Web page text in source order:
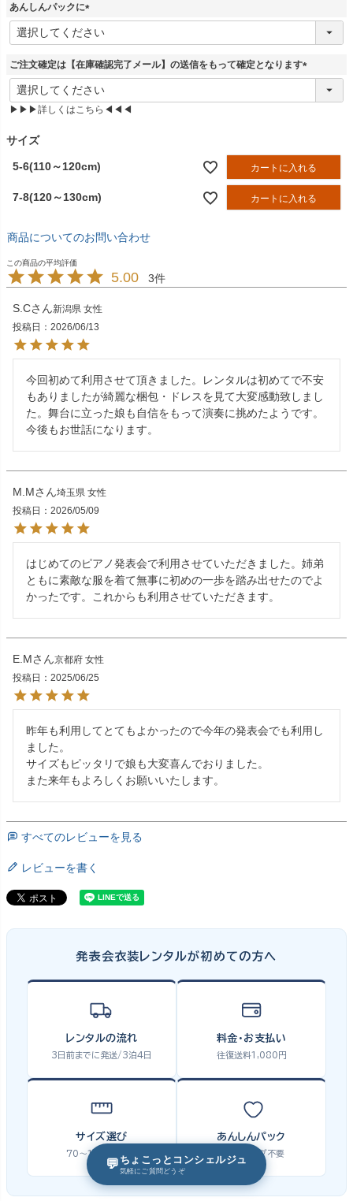
)
あんしんパックに
(
必
)
ご注文確定は【在庫確認完了メール】の送信をもって確定となります
(
▶▶▶詳しくはこちら◀◀◀
サイズ
5-6(110～120cm) カートに入れる
7-8(120～130cm) カートに入れる
商品についてのお問い合わせ
5.00 3
S.C 新潟県 女性
投稿日
2026/06/13
今回初めて利用させて頂きました。レンタルは初めてで不安
もありましたが綺麗な梱包・ドレスを見て大変感動致しまし
た。舞台に立った娘も自信をもって演奏に挑めたようです。
今後もお世話になります。
M.M 埼玉県 女性
投稿日
2026/05/09
はじめてのピアノ発表会で利用させていただきました。姉弟
ともに素敵な服を着て無事に初めの一歩を踏み出せたのでよ
かったです。これからも利用させていただきます。
E.M 京都府 女性
投稿日
2025/06/25
昨年も利用してとてもよかったので今年の発表会でも利用し
ました。
サイズもピッタリで娘も大変喜んでおりました。
また来年もよろしくお願いいたします。
すべてのレビューを見る
レビューを書く
発表会衣装レンタルが初めての方へ
レンタルの流れ
3日前までに発送/3泊4日
料金・お支払い
往復送料1,080円
サイズ選び
70〜170cm対応
あんしんパック
クリーニング不要
💬 ちょこっとコンシェルジュ
気軽にご質問どうぞ